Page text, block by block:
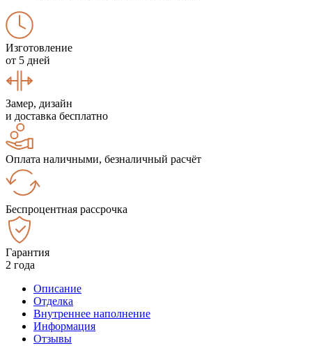
Изготовление
от 5 дней
Замер, дизайн
и доставка бесплатно
Оплата наличными, безналичный расчёт
Беспроцентная рассрочка
Гарантия
2 года
Описание
Отделка
Внутреннее наполнение
Информация
Отзывы